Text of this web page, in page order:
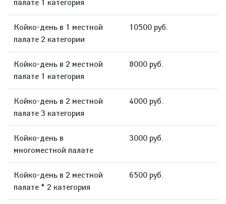
палате 1 категория
Койко-день в 1 местной
палате 2 категории
10500 руб.
Койко-день в 2 местной
палате 1 категория
8000 руб.
Койко-день в 2 местной
палате 3 категория
4000 руб.
Койко-день в
многоместной палате
3000 руб.
Койко-день в 2 местной
палате * 2 категория
6500 руб.